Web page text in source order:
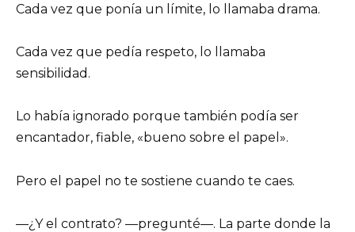
Cada vez que ponía un límite, lo llamaba drama.
Cada vez que pedía respeto, lo llamaba
sensibilidad.
Lo había ignorado porque también podía ser
encantador, fiable, «bueno sobre el papel».
Pero el papel no te sostiene cuando te caes.
—¿Y el contrato? —pregunté—. La parte donde la